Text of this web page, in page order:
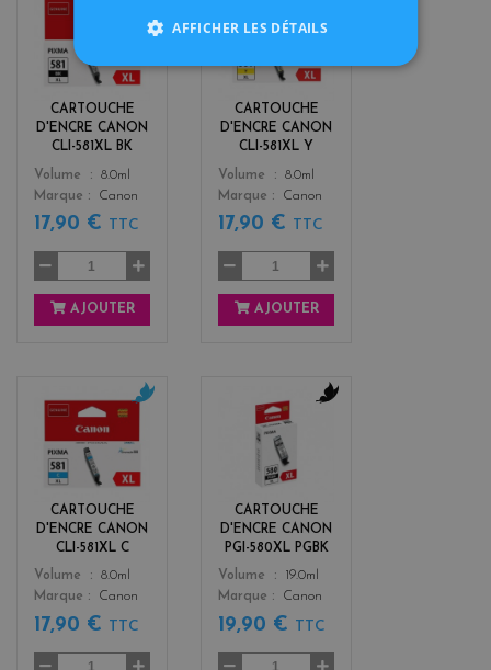
CARTOUCHE
D'ENCRE CANON
CLI-581XL BK
Color
c
k
Volume
8.0ml
Marque
Canon
17,90 € TTC
AJOUTER
CARTOUCHE
D'ENCRE CANON
CLI-581XL Y
Color
l
o
w
Volume
8.0ml
Marque
Canon
17,90 € TTC
AJOUTER
CARTOUCHE
D'ENCRE CANON
CLI-581XL C
Color
y
n
Volume
8.0ml
Marque
Canon
17,90 € TTC
CARTOUCHE
D'ENCRE CANON
PGI-580XL PGBK
Color
k
Volume
19.0ml
Marque
Canon
19,90 € TTC
AFFICHER LES DÉTAILS